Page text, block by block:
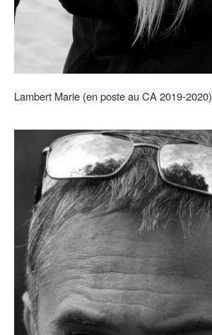
Lambert Marie (en poste au CA 2019-2020)